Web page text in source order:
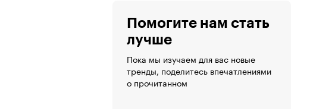
Помогите нам стать
лучше
Пока мы изучаем для вас новые
тренды, поделитесь впечатлениями
о прочитанном